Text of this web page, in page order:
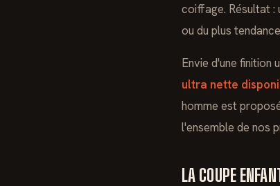
coiffage. Résultat :
ou du plus
Envie d'une
ultra nette
homme est
l'ensemble de nos
LA COUPE